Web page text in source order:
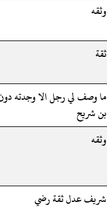
وثقه
ثقة
ما وصف لي رجل الا وجدته
بن شريح
وثقه
شريف عدل ثقة رضي